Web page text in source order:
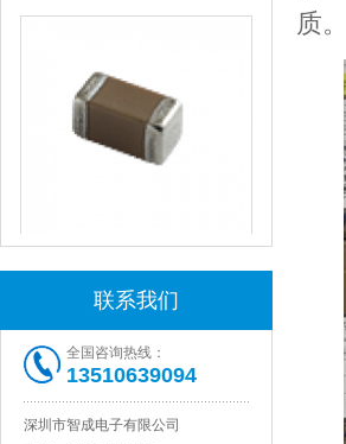
JOHANSON代理1812 1KV 100NF X7R高压贴片电容
联系我们
全国咨询热线：
13510639094
深圳市智成电子有限公司
质。